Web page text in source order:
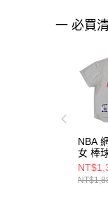
一 必買
NBA
女 棒